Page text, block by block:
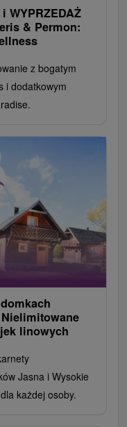
WYPRZEDAŻ
& Permon:
z bogatym
i dodatkowym
linowych
Jasna i Wysokie
każdej osoby.